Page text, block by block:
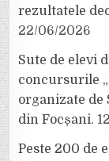
rezultatele
22/06/2026
Sute de elevi
concursurile
organizate de
din Focșani.
Peste 200 de